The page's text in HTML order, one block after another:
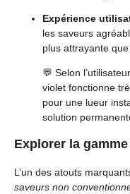
Expérience
les saveurs
plus attrayante
💬 Selon
violet fonctionne
pour une lueur
solution
Explorer la
L’un des atouts
saveurs non